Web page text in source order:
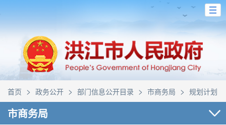
首页 > 政务公开 > 部门信息公开目录 > 市商务局 > 规划计划
市商务局